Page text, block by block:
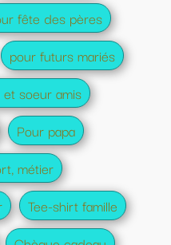
fête des pères
pour futurs mariés
soeur amis
Pour papa
métier
Tee-shirt famille